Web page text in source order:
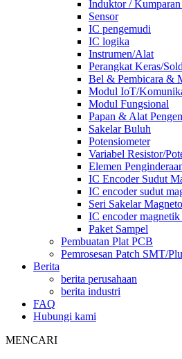
Induktor /
Sensor
IC pengemudi
IC logika
Instrumen/Alat
Perangkat Keras/
Bel & Pembicara &
Modul IoT/
Modul Fungsional
Papan & Alat
Sakelar Buluh
Potensiometer
Variabel Resistor/
Elemen
IC Encoder Sudut
IC encoder sudut
Seri Sakelar
IC encoder
Paket Sampel
Pembuatan Plat PCB
Pemrosesan Patch SMT/
Berita
berita perusahaan
berita industri
FAQ
Hubungi kami
MENCARI